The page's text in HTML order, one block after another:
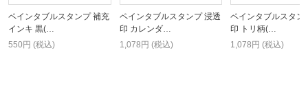
ペインタブルスタンプ 補充
インキ 黒(…
550円 (税込)
ペインタブルスタンプ 浸透
印 カレンダ…
1,078円 (税込)
ペインタブルスタン
印 トリ柄(…
1,078円 (税込)